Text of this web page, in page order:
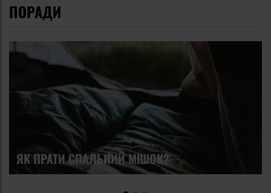
ПОРАДИ
ЯК ПРАТИ СПАЛЬНИЙ МІШОК?